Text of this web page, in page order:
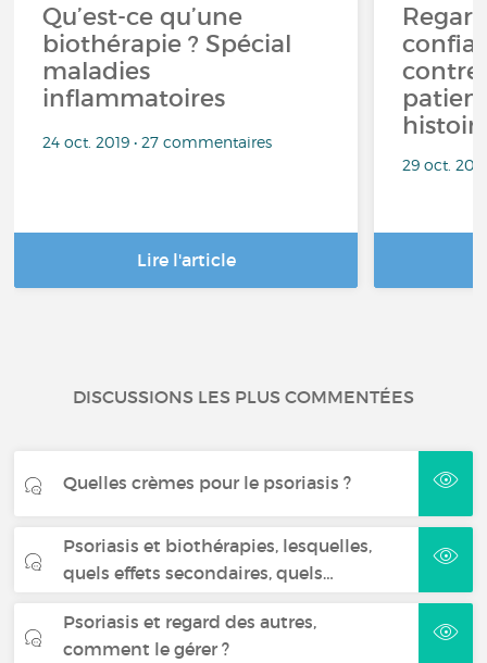
Qu’est-ce qu’une
biothérapie ? Spécial
maladies
inflammatoires
24 oct. 2019 • 27 commentaires
Lire l'article
contre
29 oct.
DISCUSSIONS LES PLUS COMMENTÉES
Quelles crèmes pour le psoriasis ?
Psoriasis et biothérapies, lesquelles,
quels effets secondaires, quels…
Psoriasis et regard des autres,
comment le gérer ?